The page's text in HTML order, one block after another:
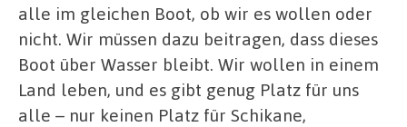
alle im gleichen Boot, ob wir es wollen oder
nicht. Wir müssen dazu beitragen, dass dieses
Boot über Wasser bleibt. Wir wollen in einem
Land leben, und es gibt genug Platz für uns
alle – nur keinen Platz für Schikane,